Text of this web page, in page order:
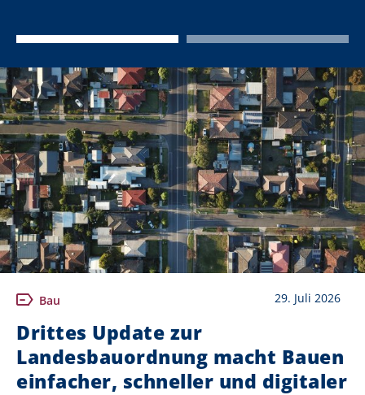
Bau 29. Juli 2026
Drittes Update zur
Landesbauordnung macht Bauen
einfacher, schneller und digitaler